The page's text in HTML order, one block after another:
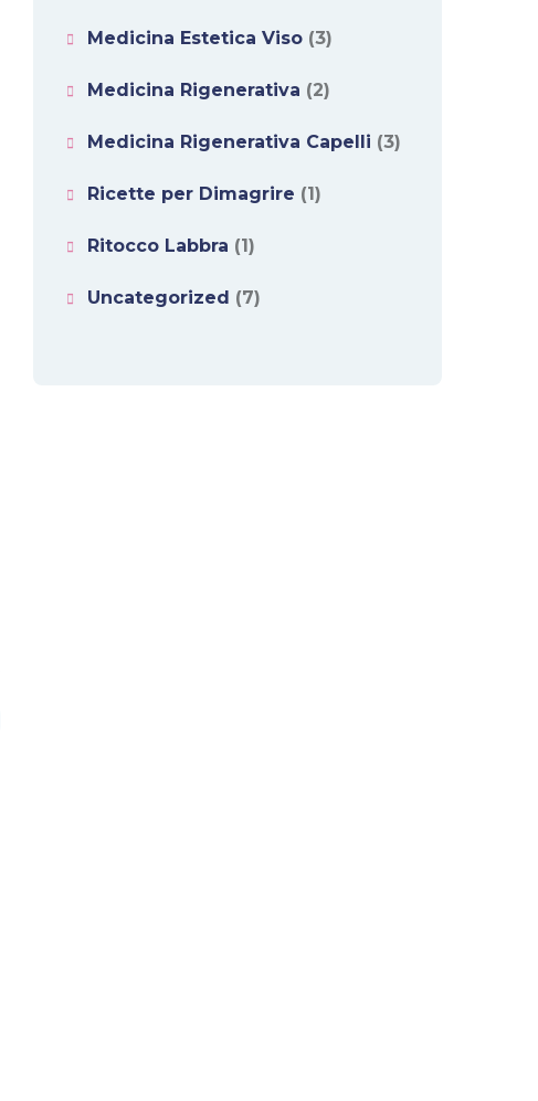
Medicina Estetica Viso (3)
Medicina Rigenerativa (2)
Medicina Rigenerativa Capelli (3)
Ricette per Dimagrire (1)
Ritocco Labbra (1)
Uncategorized (7)